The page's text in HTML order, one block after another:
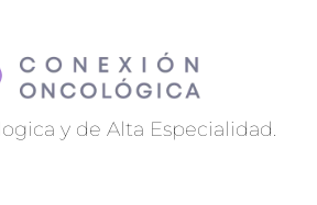
y de Alta Especialidad.